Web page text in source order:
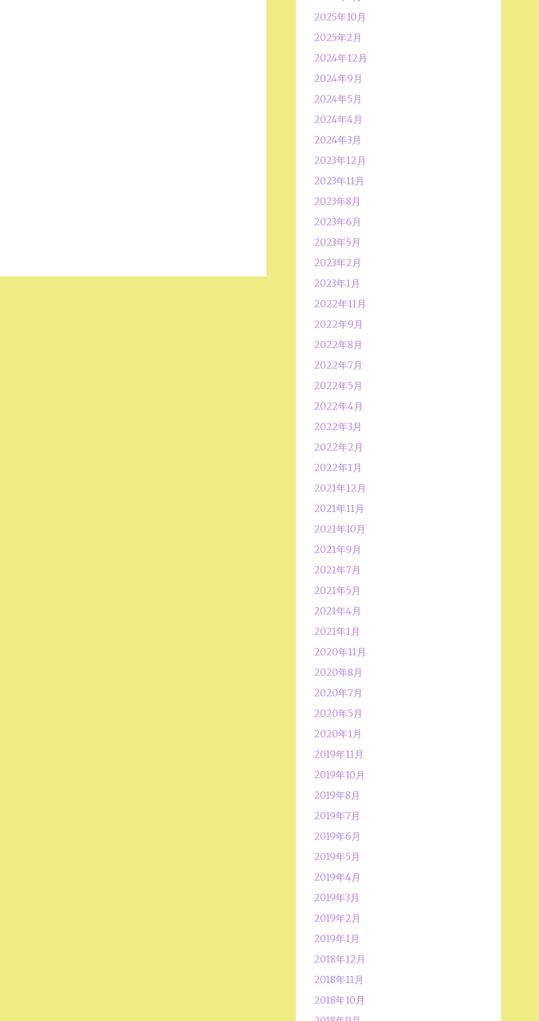
2025年10月
2025年2月
2024年12月
2024年9月
2024年5月
2024年4月
2024年3月
2023年12月
2023年11月
2023年8月
2023年6月
2023年5月
2023年2月
2023年1月
2022年11月
2022年9月
2022年8月
2022年7月
2022年5月
2022年4月
2022年3月
2022年2月
2022年1月
2021年12月
2021年11月
2021年10月
2021年9月
2021年7月
2021年5月
2021年4月
2021年1月
2020年11月
2020年8月
2020年7月
2020年5月
2020年1月
2019年11月
2019年10月
2019年8月
2019年7月
2019年6月
2019年5月
2019年4月
2019年3月
2019年2月
2019年1月
2018年12月
2018年11月
2018年10月